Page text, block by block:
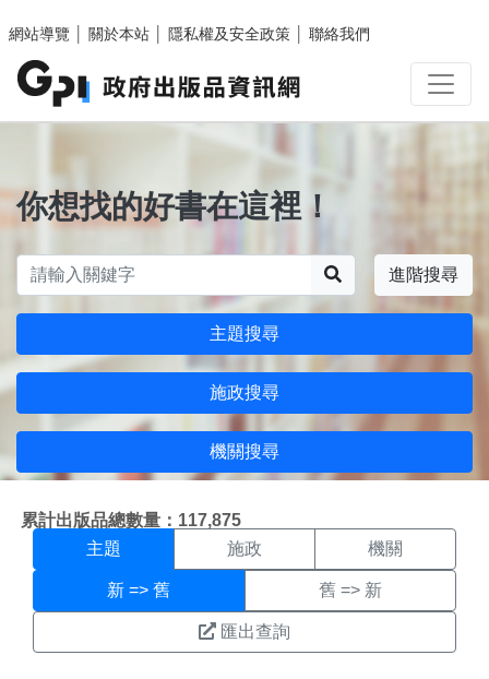
網站導覽
關於本站 隱私權及安全政策 聯絡我們
你想找的好書在這裡！
進階搜尋
主題搜尋
施政搜尋
機關搜尋
累計出版品總數量：117,875
主題搜尋結果頁面
主題 施政 機關
新 => 舊 舊 => 新
匯出查詢